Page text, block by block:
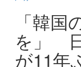
「韓
を」
が11年